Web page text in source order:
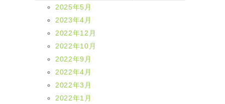
2025年5月
2023年4月
2022年12月
2022年10月
2022年9月
2022年4月
2022年3月
2022年1月